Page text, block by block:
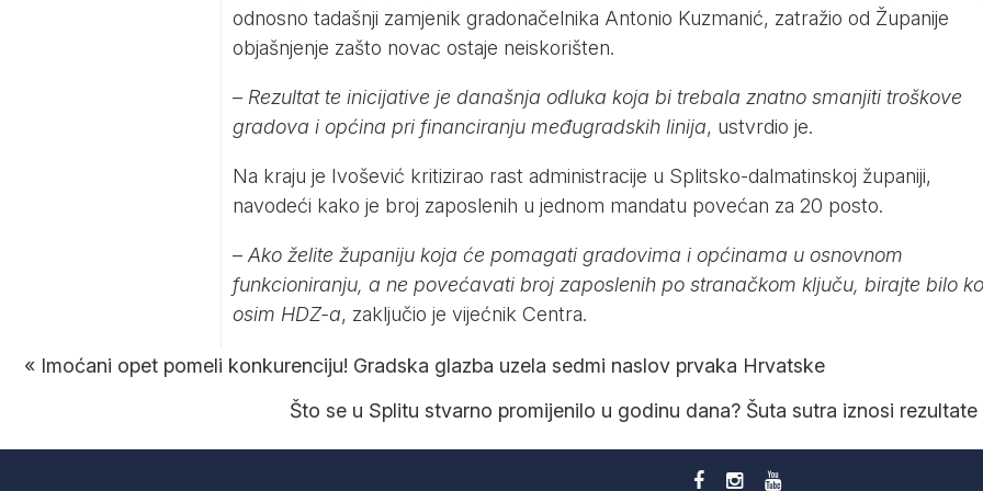
odnosno tadašnji zamjenik gradonačelnika Antonio Kuzmanić, zatražio od Županije
objašnjenje zašto novac ostaje neiskorišten.
– Rezultat te inicijative je današnja odluka koja bi trebala znatno smanjiti troškove
gradova i općina pri financiranju međugradskih linija, ustvrdio je.
Na kraju je Ivošević kritizirao rast administracije u Splitsko-dalmatinskoj županiji,
navodeći kako je broj zaposlenih u jednom mandatu povećan za 20 posto.
– Ako želite županiju koja će pomagati gradovima i općinama u osnovnom
funkcioniranju, a ne povećavati broj zaposlenih po stranačkom ključu, birajte bilo
osim HDZ-a, zaključio je vijećnik Centra.
« Imoćani opet pomeli konkurenciju! Gradska glazba uzela sedmi naslov prvaka Hrvatske
Što se u Splitu stvarno promijenilo u godinu dana? Šuta sutra iznosi rezultate